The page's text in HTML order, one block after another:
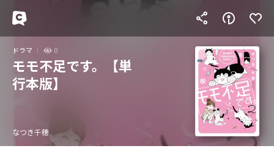
ドラマ 0
モモ不足です。【単
行本版】
なつき千穂